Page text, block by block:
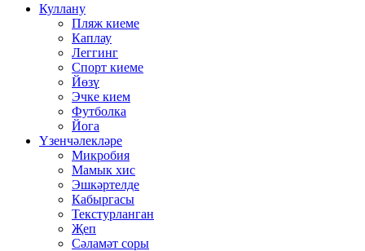
Куллану
Пляж киеме
Каплау
Леггинг
Спорт киеме
Йөзү
Эчке кием
Футболка
Йога
Үзенчәлекләре
Микробия
Мамык хис
Эшкәртелде
Кабыргасы
Текстурланган
Җеп
Сәламәт соры